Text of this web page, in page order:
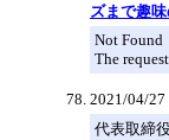
ズまで趣
Not Found
The
2021/04/
代表取締